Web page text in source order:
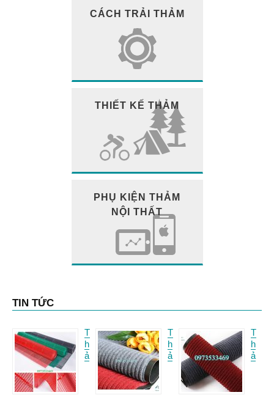
CÁCH TRẢI THẢM
THIẾT KẾ THẢM
PHỤ KIỆN THẢM
NỘI THẤT
TIN TỨC
T
h
ả
T
h
ả
T
h
ả